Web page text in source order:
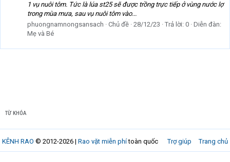
1 vụ nuôi tôm. Tức là lúa st25 sẽ được trồng trực tiếp ở vùng nước lợ
trong mùa mưa, sau vụ nuôi tôm vào...
phuongnamnongsansach
Chủ đề 28/12/23 Trả lời: 0 Diễn đàn:
Mẹ và Bé
TỪ KHÓA
Trợ giúp Trang chủ
KÊNH RAO © 2012-2026 | Rao vặt miễn phítoàn quốc